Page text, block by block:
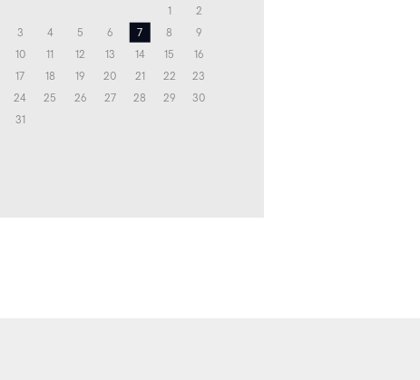
1
2
3
4 5 6 7 8
9
10
11 12 13 14 15
16
17
18 19 20 21 22
23
24
25 26 27 28 29
30
31